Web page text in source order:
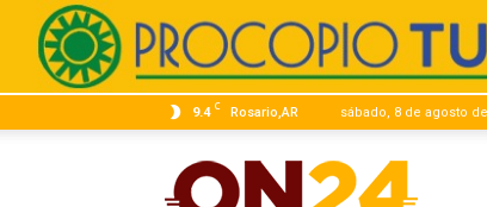
9.4 C Rosario,AR sábado, 8 de agosto